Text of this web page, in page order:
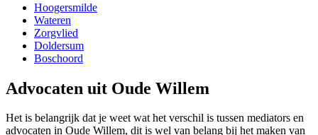
Hoogersmilde
Wateren
Zorgvlied
Doldersum
Boschoord
Advocaten uit Oude Willem
Het is belangrijk dat je weet wat het verschil is tussen mediators en
advocaten in Oude Willem, dit is wel van belang bij het maken van